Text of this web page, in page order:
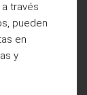
través
pueden
en
y